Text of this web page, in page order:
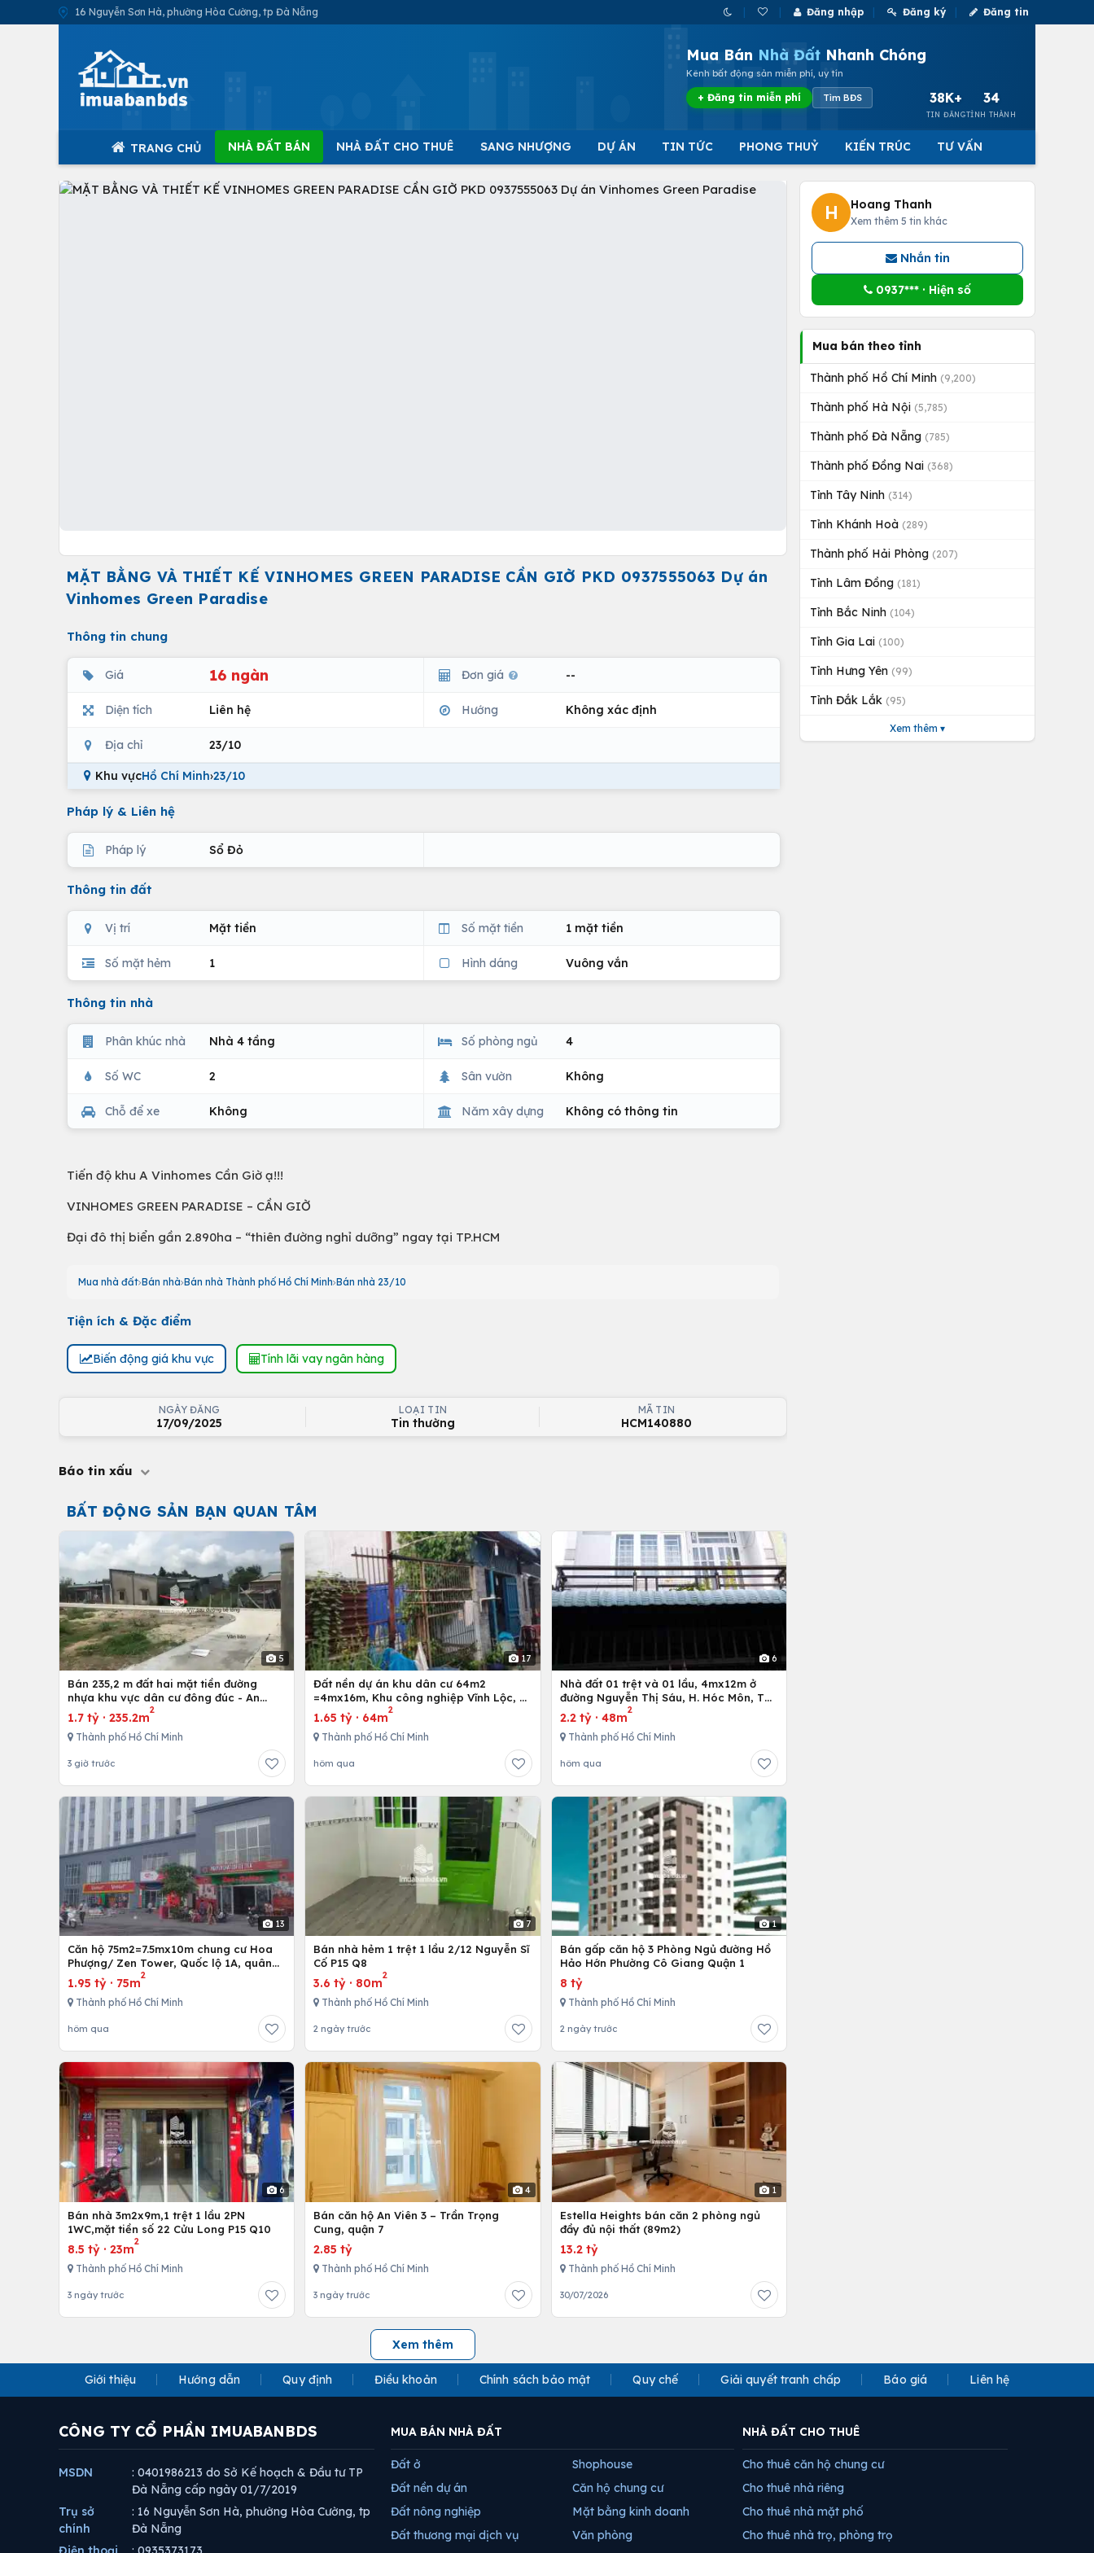
16 Nguyễn Sơn Hà, phường Hòa Cường, tp Đà Nẵng Đăng nhập Đăng ký Đăng tin
Mua Bán Nhà Đất Nhanh Chóng
Kênh bất động sản miễn phí, uy tín
+ Đăng tin miễn phí Tìm BĐS 38K+
TIN ĐĂNG
34
TỈNH THÀNH
TRANG CHỦ NHÀ ĐẤT BÁN NHÀ ĐẤT CHO THUÊ SANG NHƯỢNG DỰ ÁN TIN TỨC PHONG THUỶ KIẾN TRÚC TƯ VẤN
MẶT BẰNG VÀ THIẾT KẾ VINHOMES GREEN PARADISE CẦN GIỜ PKD 0937555063 Dự án
Vinhomes Green Paradise
Thông tin chung
Giá 16 ngàn Đơn giá --
Diện tích Liên hệ Hướng Không xác định
Địa chỉ 23/10
Khu vựcHồ Chí Minh›23/10
Pháp lý & Liên hệ
Pháp lý Sổ Đỏ
Thông tin đất
Vị trí Mặt tiền Số mặt tiền 1 mặt tiền
Số mặt hẻm 1 Hình dáng Vuông vắn
Thông tin nhà
Phân khúc nhà Nhà 4 tầng Số phòng ngủ 4
Số WC 2 Sân vườn Không
Chỗ để xe Không Năm xây dựng Không có thông tin
Tiến độ khu A Vinhomes Cần Giờ ạ!!!
VINHOMES GREEN PARADISE – CẦN GIỜ
Đại đô thị biển gần 2.890ha – “thiên đường nghỉ dưỡng” ngay tại TP.HCM
Mua nhà đất Bán nhà Bán nhà Thành phố Hồ Chí Minh Bán nhà 23/10
Tiện ích & Đặc điểm
Biến động giá khu vực Tính lãi vay ngân hàng
NGÀY ĐĂNG
17/09/2025
LOẠI TIN
Tin thường
MÃ TIN
HCM140880
Báo tin xấu
BẤT ĐỘNG SẢN BẠN QUAN TÂM
5
Bán 235,2 m đất hai mặt tiền đường
nhựa khu vực dân cư đông đúc - An
nhứt-Long Điền - Bà Rịa
1.7 tỷ · 235.2m
2
Thành phố Hồ Chí Minh
3 giờ trước
17
Đất nền dự án khu dân cư 64m2
=4mx16m, Khu công nghiệp Vĩnh Lộc, H.
Bình Chánh, Tp. Hồ Chí Minh
1.65 tỷ · 64m
2
Thành phố Hồ Chí Minh
hôm qua
6
Nhà đất 01 trệt và 01 lầu, 4mx12m ở
đường Nguyễn Thị Sáu, H. Hóc Môn, Tp.
Hồ Chí Minh
2.2 tỷ· 48m
2
Thành phố Hồ Chí Minh
hôm qua
13
Căn hộ 75m2=7.5mx10m chung cư Hoa
Phượng/ Zen Tower, Quốc lộ 1A, quân
12,Tp. Hồ Chí Minh, Việt Nam
1.95 tỷ · 75m
2
Thành phố Hồ Chí Minh
hôm qua
7
Bán nhà hẻm 1 trệt 1 lầu 2/12 Nguyễn Sĩ
Cố P15 Q8
3.6 tỷ · 80m
2
Thành phố Hồ Chí Minh
2 ngày trước
1
Bán gấp căn hộ 3 Phòng Ngủ đường Hồ
Hảo Hớn Phường Cô Giang Quận 1
8 tỷ
Thành phố Hồ Chí Minh
2 ngày trước
6
Bán nhà 3m2x9m,1 trệt 1 lầu 2PN
1WC,mặt tiền số 22 Cửu Long P15 Q10
8.5 tỷ · 23m
2
Thành phố Hồ Chí Minh
3 ngày trước
4
Bán căn hộ An Viên 3 – Trần Trọng
Cung, quận 7
2.85 tỷ
Thành phố Hồ Chí Minh
3 ngày trước
1
Estella Heights bán căn 2 phòng ngủ
đầy đủ nội thất (89m2)
13.2 tỷ
Thành phố Hồ Chí Minh
30/07/2026
Xem thêm
H Hoang Thanh
Xem thêm 5 tin khác
Nhắn tin
0937*** · Hiện số
Mua bán theo tỉnh
Thành phố Hồ Chí Minh (9,200)
Thành phố Hà Nội (5,785)
Thành phố Đà Nẵng (785)
Thành phố Đồng Nai (368)
Tỉnh Tây Ninh (314)
Tỉnh Khánh Hoà (289)
Thành phố Hải Phòng (207)
Tỉnh Lâm Đồng (181)
Tỉnh Bắc Ninh (104)
Tỉnh Gia Lai (100)
Tỉnh Hưng Yên (99)
Tỉnh Đắk Lắk (95)
Xem thêm ▾
Giới thiệu Hướng dẫn Quy định Điều khoản Chính sách bảo mật Quy chế Giải quyết tranh chấp Báo giá Liên hệ
CÔNG TY CỔ PHẦN IMUABANBDS
MSDN
: 0401986213 do Sở Kế hoạch & Đầu tư TP
Đà Nẵng cấp ngày 01/7/2019
Trụ sở
chính
: 16 Nguyễn Sơn Hà, phường Hòa Cường, tp
Đà Nẵng
MUA BÁN NHÀ ĐẤT
Đất ở
Đất nền dự án
Đất nông nghiệp
Đất thương mại dịch vụ
Shophouse
Căn hộ chung cư
Mặt bằng kinh doanh
Văn phòng
NHÀ ĐẤT CHO THUÊ
Cho thuê căn hộ chung cư
Cho thuê nhà riêng
Cho thuê nhà mặt phố
Cho thuê nhà trọ, phòng trọ